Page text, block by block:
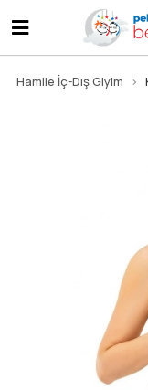
Hamile İç-Dış Giyim